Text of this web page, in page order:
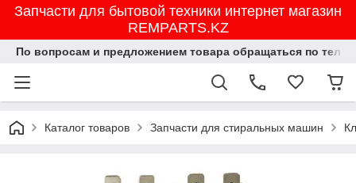
Запчасти для бытовой техники интернет магазин
REMPARTS.KZ
По вопросам и предложением товара обращаться по
Каталог товаров Запчасти для стиральных машин